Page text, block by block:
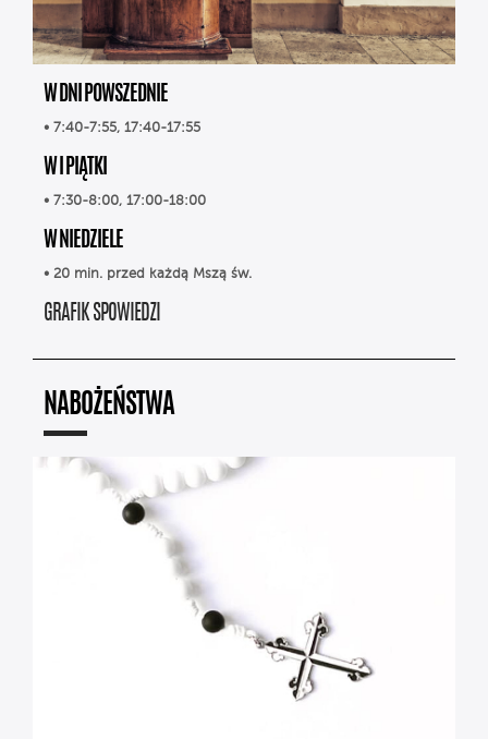
W DNI POWSZEDNIE
• 7:40-7:55, 17:40-17:55
W I PIĄTKI
• 7:30-8:00, 17:00-18:00
W NIEDZIELE
• 20 min. przed każdą Mszą św.
GRAFIK SPOWIEDZI
NABOŻEŃSTWA